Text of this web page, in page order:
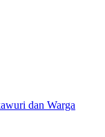
dan Warga